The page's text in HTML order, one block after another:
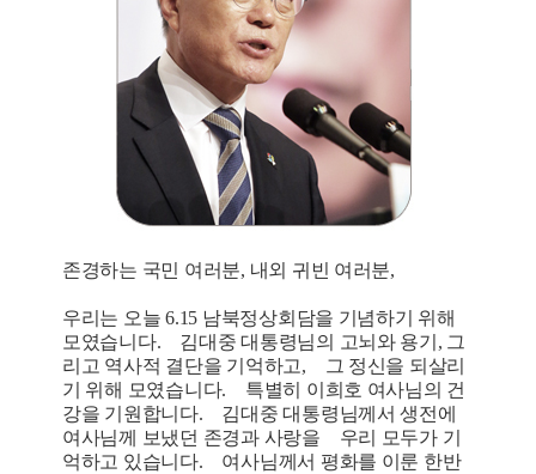
존경하는 국민 여러분, 내외 귀빈 여러분,
우리는 오늘 6.15 남북정상회담을 기념하기 위해
모였습니다. 김대중 대통령님의 고뇌와 용기, 그
리고 역사적 결단을 기억하고, 그 정신을 되살리
기 위해 모였습니다. 특별히 이희호 여사님의 건
강을 기원합니다. 김대중 대통령님께서 생전에
여사님께 보냈던 존경과 사랑을 우리 모두가 기
억하고 있습니다. 여사님께서 평화를 이룬 한반